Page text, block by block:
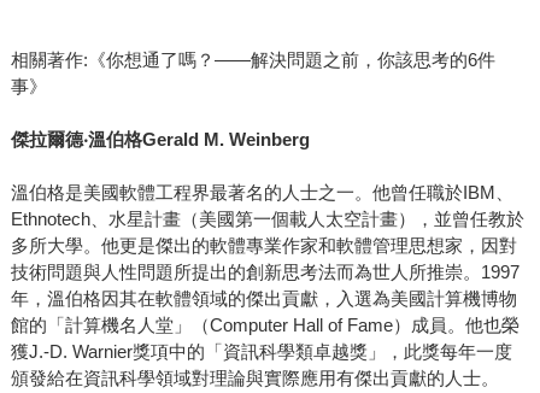
相關著作:《你想通了嗎？——解決問題之前，你該思考的6件
事》
傑拉爾德‧溫伯格Gerald M. Weinberg
溫伯格是美國軟體工程界最著名的人士之一。他曾任職於IBM、
Ethnotech、水星計畫（美國第一個載人太空計畫），並曾任教於
多所大學。他更是傑出的軟體專業作家和軟體管理思想家，因對
技術問題與人性問題所提出的創新思考法而為世人所推崇。1997
年，溫伯格因其在軟體領域的傑出貢獻，入選為美國計算機博物
館的「計算機名人堂」（Computer Hall of Fame）成員。他也榮
獲J.-D. Warnier獎項中的「資訊科學類卓越獎」，此獎每年一度
頒發給在資訊科學領域對理論與實際應用有傑出貢獻的人士。